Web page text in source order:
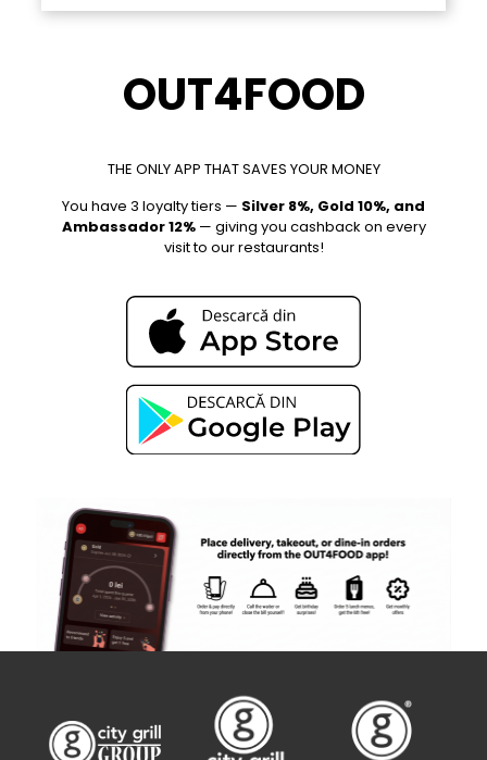
OUT4FOOD
THE ONLY APP THAT SAVES YOUR MONEY
You have 3 loyalty tiers — Silver 8%, Gold 10%, and
Ambassador 12%— giving you cashback on every
visit to our restaurants!